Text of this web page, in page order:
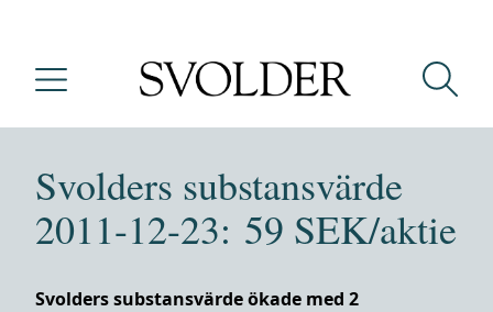
Svolders substansvärde
2011-12-23: 59 SEK/aktie
Svolders substansvärde ökade med 2